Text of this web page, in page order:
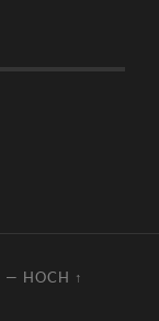
— HOCH ↑